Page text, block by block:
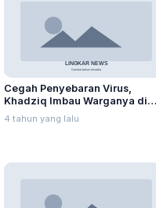
Cegah Penyebaran Virus,
Khadziq Imbau Warganya di
Perantauan Tidak Mudik
4 tahun yang lalu